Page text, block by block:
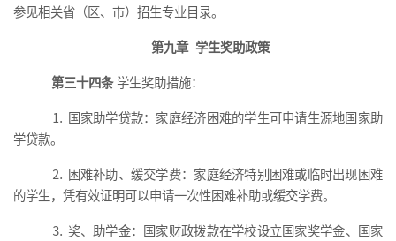
参见相关省（区、市）招生专业目录。
第九章 学生奖助政策
第三十四条 学生奖助措施：
⒈ 国家助学贷款：家庭经济困难的学生可申请生源地国家助
学贷款。
⒉ 困难补助、缓交学费：家庭经济特别困难或临时出现困难
的学生，凭有效证明可以申请一次性困难补助或缓交学费。
⒊ 奖、 助学金：国家财政拨款在学校设立国家奖学金、国家